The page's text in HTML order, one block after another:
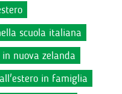
scuola italiana
nuova zelanda
in famiglia